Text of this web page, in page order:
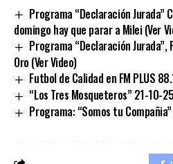
Programa “Declaración Jurada”
domingo hay que parar a Milei (Ver
Programa “Declaración Jurada”,
Oro (Ver Video)
Futbol de Calidad en FM PLUS
“Los Tres Mosqueteros” 21-10-
Programa: “Somos tu